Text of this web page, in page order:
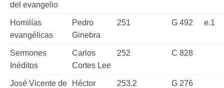
del evangelio
Homilías
evangélicas
Pedro
Ginebra
251 G 492 e.1
Sermones
Inéditos
Carlos
Cortes Lee
252 C 828
José Vicente de
Héctor
253.2 G 276